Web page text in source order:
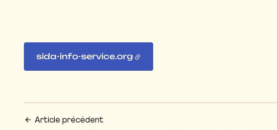
sida-info-service.org
Article précédent